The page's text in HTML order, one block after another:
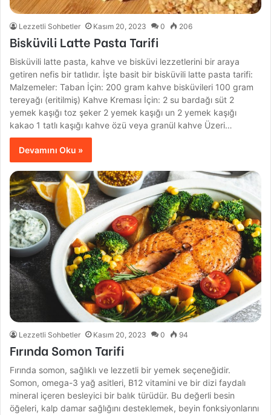
Lezzetli Sohbetler Kasım 20, 2023 0 206
Bisküvili Latte Pasta Tarifi
Bisküvili latte pasta, kahve ve bisküvi lezzetlerini bir araya
getiren nefis bir tatlıdır. İşte basit bir bisküvili latte pasta tarifi:
Malzemeler: Taban İçin: 200 gram kahve bisküvileri 100 gram
tereyağı (eritilmiş) Kahve Kreması İçin: 2 su bardağı süt 2
yemek kaşığı toz şeker 2 yemek kaşığı un 2 yemek kaşığı
kakao 1 tatlı kaşığı kahve özü veya granül kahve Üzeri…
Devamını Oku »
Lezzetli Sohbetler Kasım 20, 2023 0 94
Fırında Somon Tarifi
Fırında somon, sağlıklı ve lezzetli bir yemek seçeneğidir.
Somon, omega-3 yağ asitleri, B12 vitamini ve bir dizi faydalı
mineral içeren besleyici bir balık türüdür. Bu değerli besin
öğeleri, kalp damar sağlığını desteklemek, beyin fonksiyonlarını